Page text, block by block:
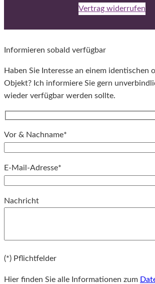
Vertrag widerrufen
Informieren sobald verfügbar
Haben Sie Interesse an einem identischen
Objekt? Ich informiere Sie gern
wieder verfügbar werden sollte.
Vor & Nachname*
E-Mail-Adresse*
Nachricht
(*) Pflichtfelder
Hier finden Sie alle Informationen zum